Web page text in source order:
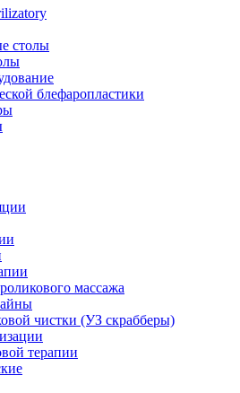
столы
блефаропластики
массажа
чистки (УЗ скрабберы)
терапии